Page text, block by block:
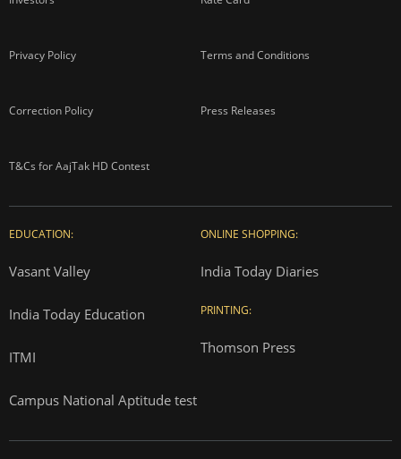
Privacy Policy Terms and Conditions
Correction Policy Press Releases
T&Cs for AajTak HD Contest
EDUCATION:
Vasant Valley
India Today Education
ITMI
Campus National Aptitude test
ONLINE SHOPPING:
India Today Diaries
PRINTING:
Thomson Press